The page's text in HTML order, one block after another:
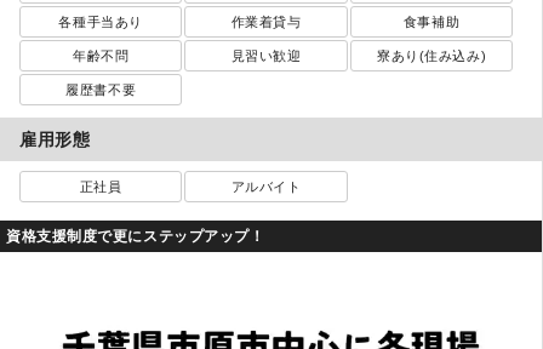
各種手当あり 作業着貸与 食事補助
年齢不問 見習い歓迎 寮あり(住み込み)
履歴書不要
雇用形態
正社員 アルバイト
資格支援制度で更にステップアップ！